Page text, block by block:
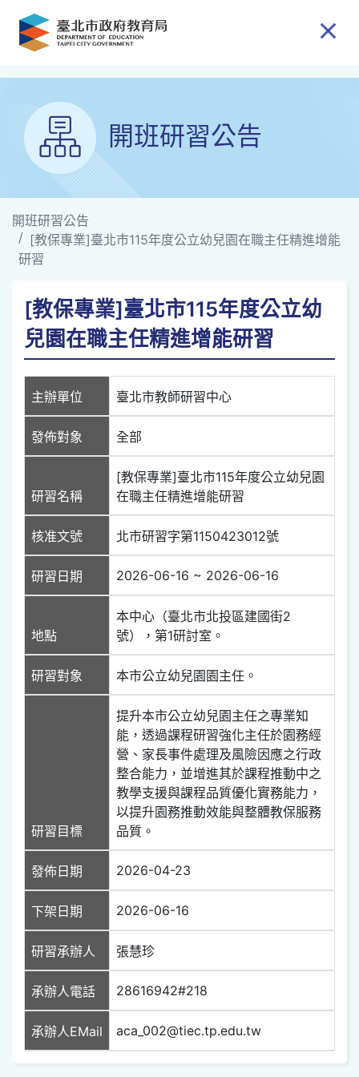
跳到主要內容
開班研習公告
開班研習公告
[教保專業]臺北市115年度公立幼兒園在職主任精進增能
研習
[教保專業]臺北市115年度公立幼
兒園在職主任精進增能研習
主辦單位 臺北市教師研習中心
發佈對象 全部
研習名稱
[教保專業]臺北市115年度公立幼兒園
在職主任精進增能研習
核准文號 北市研習字第1150423012號
研習日期 2026-06-16 ~ 2026-06-16
地點
本中心（臺北市北投區建國街2
號），第1研討室。
研習對象 本市公立幼兒園園主任。
研習目標
提升本市公立幼兒園主任之專業知
能，透過課程研習強化主任於園務經
營、家長事件處理及風險因應之行政
整合能力，並增進其於課程推動中之
教學支援與課程品質優化實務能力，
以提升園務推動效能與整體教保服務
品質。
發佈日期 2026-04-23
下架日期 2026-06-16
研習承辦人 張慧珍
承辦人電話 28616942#218
承辦人EMail aca_002@tiec.tp.edu.tw